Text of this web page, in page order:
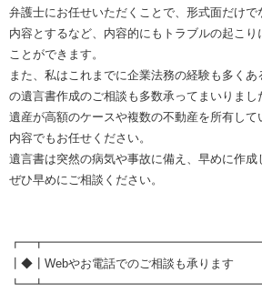
弁護士にお任せいただくことで、形式面だけで
内容とするなど、内容的にもトラブルの起こ
ことができます。
また、私はこれまでに企業法務の経験も多くあ
の遺言書作成のご相談も多数承ってまいりまし
遺産が高額のケースや複数の不動産を所有して
内容でもお任せください。
遺言書は突然の病気や事故に備え、早めに作成
ぜひ早めにご相談ください。
┃◆┃Webやお電話でのご相談も承ります